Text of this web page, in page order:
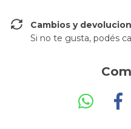
Cambios y
Si no te gusta, podés